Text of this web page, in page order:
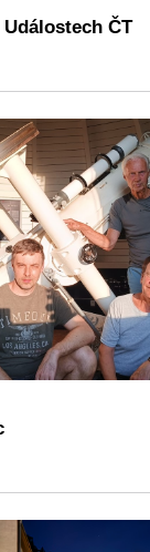
ČT